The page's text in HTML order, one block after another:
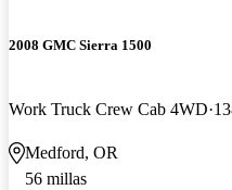
2008 GMC Sierra 1500
Work Truck Crew Cab 4WD
Medford, OR
56 millas